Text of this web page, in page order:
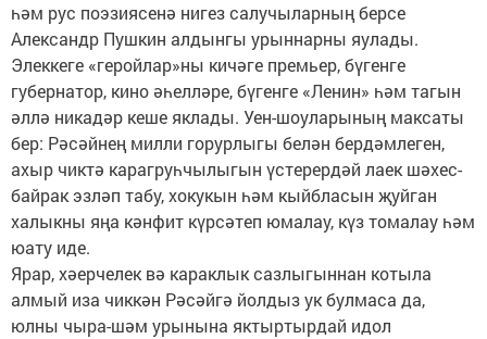
һәм рус поэзиясенә нигез салучыларның берсе
Александр Пушкин алдынгы урыннарны яулады.
Элеккеге «геройлар»ны кичәге премьер, бүгенге
губернатор, кино әһелләре, бүгенге «Ленин» һәм тагын
әллә никадәр кеше яклады. Уен-шоуларының максаты
бер: Рәсәйнең милли горурлыгы белән бердәмлеген,
ахыр чиктә карагруһчылыгын үстерердәй лаек шәхес-
байрак эзләп табу, хокукын һәм кыйбласын җуйган
халыкны яңа кәнфит күрсәтеп юмалау, күз томалау һәм
юату иде.
Ярар, хәерчелек вә караклык сазлыгыннан котыла
алмый иза чиккән Рәсәйгә йолдыз ук булмаса да,
юлны чыра-шәм урынына яктыртырдай идол